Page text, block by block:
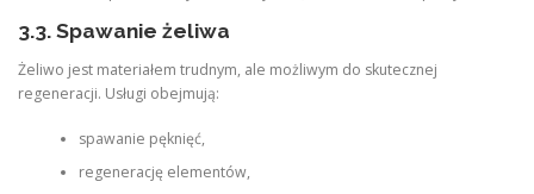
3.3. Spawanie żeliwa
Żeliwo jest materiałem trudnym, ale możliwym do skutecznej
regeneracji. Usługi obejmują:
spawanie pęknięć,
regenerację elementów,